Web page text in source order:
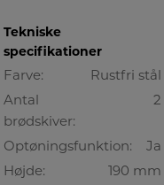
Tekniske
specifikationer
Farve:
Rustfri stål
Antal
brødskiver:
2
Optøningsfunktion:
Ja
Højde:
190 mm